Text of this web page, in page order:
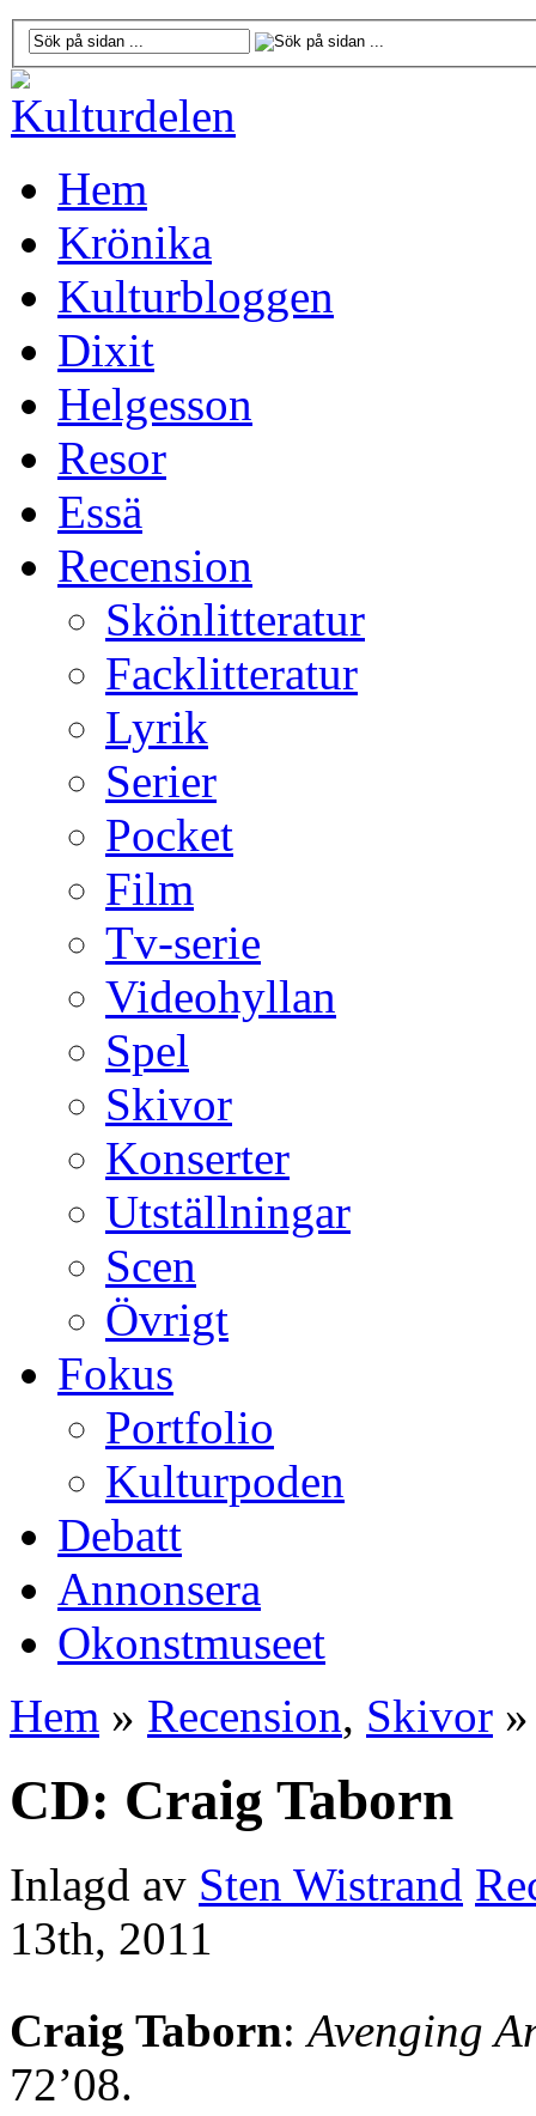
Hem
Krönika
Kulturbloggen
Dixit
Helgesson
Resor
Essä
Recension
Skönlitteratur
Facklitteratur
Lyrik
Serier
Pocket
Film
Tv-serie
Videohyllan
Spel
Skivor
Konserter
Utställningar
Scen
Övrigt
Fokus
Portfolio
Kulturpoden
Debatt
Annonsera
Okonstmuseet
Hem » Recension, Skivor
CD: Craig Taborn
Inlagd av Sten Wistrand
13th, 2011
Craig Taborn:Avenging
72’08.